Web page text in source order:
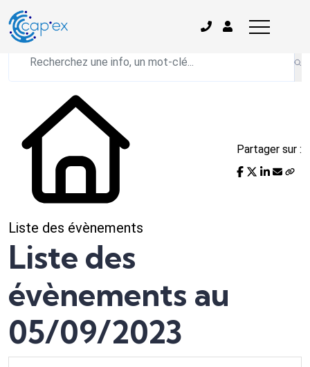
L'actualité du mois
Liste des évènements
Partager sur :
Liste des
évènements au
05/09/2023